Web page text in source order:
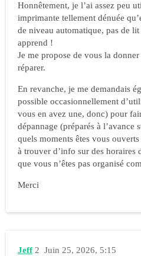
Honnêtement, je l’ai assez peu
imprimante tellement dénuée
de niveau automatique, pas de
apprend !
Je me propose de vous la
réparer.
En revanche, je me demandais
possible occasionnellement
vous en avez une, donc) pour
dépannage (préparés à
quels moments êtes vous
à trouver d’info sur des horaires
que vous n’êtes pas organisé
Merci
Jeff Juin 25, 2026, 5:15
2